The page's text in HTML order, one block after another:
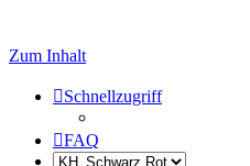
Zum Inhalt
Schnellzugriff
FAQ